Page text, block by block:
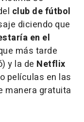
club de fútbol
diciendo que
en el
más tarde
y la de Netflix
películas en las
manera gratuita